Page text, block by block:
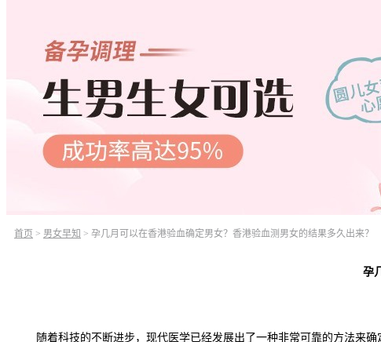
首页 > 男女早知 > 孕几月可以在香港验血确定男女？香港验血测男女的结果多久出来？
孕
随着科技的不断进步，现代医学已经发展出了一种非常可靠的方法来确